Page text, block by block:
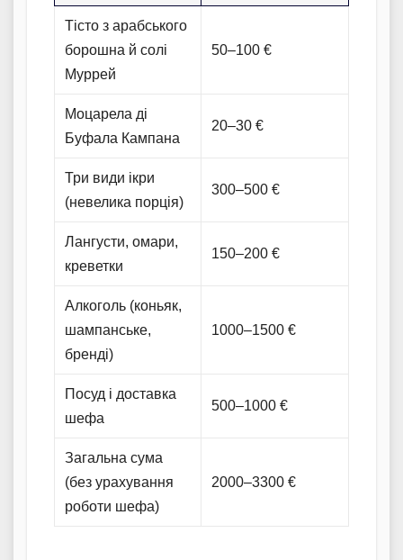
Тісто з арабського
борошна й солі
Муррей
50–100 €
Моцарела ді
Буфала Кампана
20–30 €
Три види ікри
(невелика порція)
300–500 €
Лангусти, омари,
креветки
150–200 €
Алкоголь (коньяк,
шампанське,
бренді)
1000–1500 €
Посуд і доставка
шефа
500–1000 €
Загальна сума
(без урахування
роботи шефа)
2000–3300 €